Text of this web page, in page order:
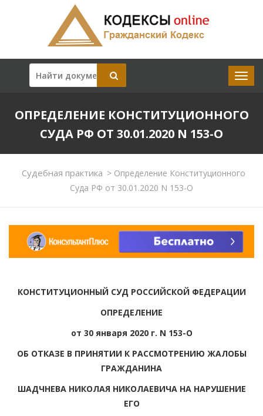
ОПРЕДЕЛЕНИЕ КОНСТИТУЦИОННОГО
СУДА РФ ОТ 30.01.2020 N 153-О
Судебная практика > Определение Конституционного
Суда РФ от 30.01.2020 N 153-О
КОНСТИТУЦИОННЫЙ СУД РОССИЙСКОЙ ФЕДЕРАЦИИ
ОПРЕДЕЛЕНИЕ
от 30 января 2020 г. N 153-О
ОБ ОТКАЗЕ В ПРИНЯТИИ К РАССМОТРЕНИЮ ЖАЛОБЫ
ГРАЖДАНИНА
ШАДЧНЕВА НИКОЛАЯ НИКОЛАЕВИЧА НА НАРУШЕНИЕ
ЕГО